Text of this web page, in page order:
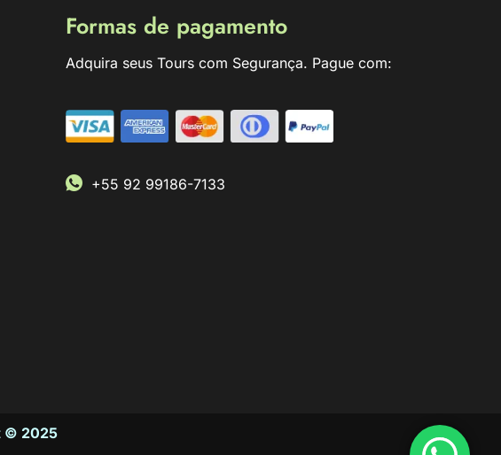
Formas de pagamento
Adquira seus Tours com Segurança. Pague com:
+55 92 99186-7133
© 2025